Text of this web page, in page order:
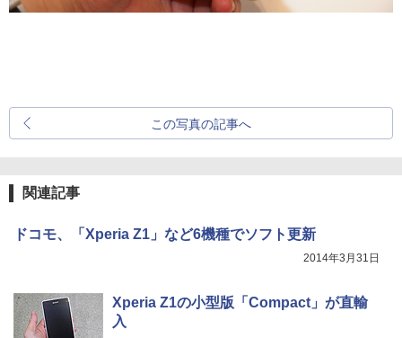
この写真の記事へ
関連記事
ドコモ、「Xperia Z1」など6機種でソフト更新
2014年3月31日
Xperia Z1の小型版「Compact」が直輸
入